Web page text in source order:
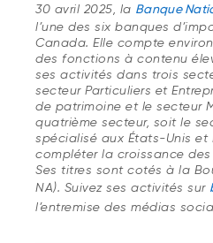
30 avril 2025, la Banque
l’une des six banques
Canada. Elle compte
des fonctions à contenu
ses activités dans trois
secteur Particuliers et
de patrimoine et le secteur
quatrième secteur, soit le
spécialisé aux États-Unis et
compléter la croissance
Ses titres sont cotés à la
NA). Suivez ses activités sur
l’entremise des médias